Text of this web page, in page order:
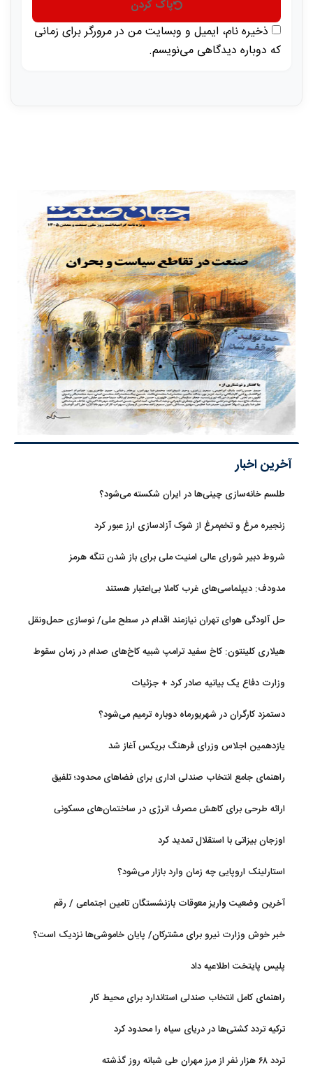
پاک کردن
ذخیره نام، ایمیل و وبسایت من در مرورگر برای زمانی
که دوباره دیدگاهی می‌نویسم.
آخرین اخبار
طلسم خانه‌سازی چینی‌ها در ایران شکسته می‌شود؟
زنجیره مرغ و تخم‌مرغ از شوک آزادسازی ارز عبور کرد
شروط دبیر شورای عالی امنیت ملی برای باز شدن تنگه هرمز
مدودف: دیپلماسی‌های غرب کاملا بی‌اعتبار هستند
حل آلودگی هوای تهران نیازمند اقدام در سطح ملی/ نوسازی حمل‌ونقل
هیلاری کلینتون: کاخ سفید ترامپ شبیه کاخ‌های صدام در زمان سقوط
وزارت دفاع یک بیانیه صادر کرد + جزئیات
دستمزد کارگران در شهریورماه دوباره ترمیم می‌شود؟
یازدهمین اجلاس وزرای فرهنگ بریکس آغاز شد
راهنمای جامع انتخاب صندلی اداری برای فضاهای محدود؛ تلفیق
ارائه طرحی برای کاهش مصرف انرژی در ساختمان‌های مسکونی
اوزجان بیزاتی با استقلال تمدید کرد
استارلینک اروپایی چه زمان وارد بازار می‌شود؟
آخرین وضعیت واریز معوقات بازنشستگان تامین اجتماعی / رقم
خبر خوش وزارت نیرو برای مشترکان/ پایان خاموشی‌ها نزدیک است؟
پلیس پایتخت اطلاعیه داد
راهنمای کامل انتخاب صندلی استاندارد برای محیط کار
ترکیه تردد کشتی‌ها در دریای سیاه را محدود کرد
تردد ۶۸ هزار نفر از مرز مهران طی شبانه روز گذشته